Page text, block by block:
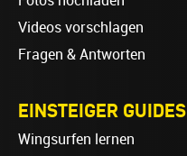
Videos vorschlagen
Fragen & Antworten
EINSTEIGER GUIDES
Wingsurfen lernen